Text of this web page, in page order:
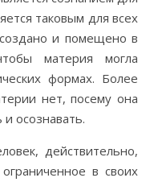
таковым для всех
и помещено в
материя могла
формах. Более
нет, посему она
осознавать.
действительно,
в своих